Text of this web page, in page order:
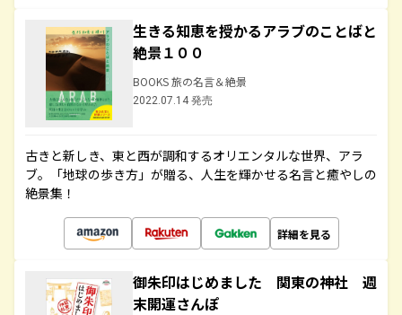
生きる知恵を授かるアラブのことばと
絶景１００
BOOKS 旅の名言＆絶景
2022.07.14 発売
古きと新しき、東と西が調和するオリエンタルな世界、アラ
ブ。「地球の歩き方」が贈る、人生を輝かせる名言と癒やしの
絶景集！
詳細を見る
御朱印はじめました 関東の神社 週
末開運さんぽ